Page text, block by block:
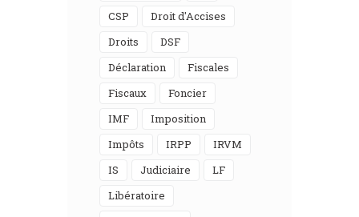
CSP
Droit d'Accises
Droits
DSF
Déclaration
Fiscales
Fiscaux
Foncier
IMF
Imposition
Impôts
IRPP
IRVM
IS
Judiciaire
LF
Libératoire